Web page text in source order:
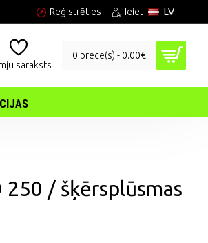
LV
Reģistrēties Ieiet
saraksts
0 prece(s) - 0.00€
250 / šķērsplūsmas